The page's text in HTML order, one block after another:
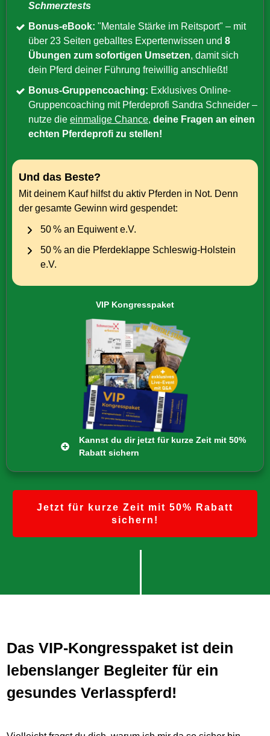
Schmerztests
Bonus-eBook: "Mentale Stärke im Reitsport" – mit
über 23 Seiten geballtes Expertenwissen und 8
Übungen zum sofortigen Umsetzen, damit sich
dein Pferd deiner Führung freiwillig anschließt!
Bonus-Gruppencoaching: Exklusives Online-
Gruppencoaching mit Pferdeprofi Sandra Schneider –
nutze die einmalige Chance, deine Fragen an einen
echten Pferdeprofi zu stellen!
Und das Beste?
Mit deinem Kauf hilfst du aktiv Pferden in Not. Denn
der gesamte Gewinn wird gespendet:
50 % an Equiwent e.V.
50 % an die Pferdeklappe Schleswig-Holstein
e.V.
VIP Kongresspaket
Kannst du dir jetzt für kurze Zeit mit 50%
Rabatt sichern
Jetzt für kurze Zeit mit 50% Rabatt
sichern!
Das VIP-Kongresspaket ist dein
lebenslanger Begleiter für ein
gesundes Verlasspferd!